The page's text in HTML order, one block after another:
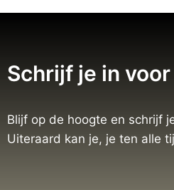
Schrijf je in
Blijf op de hoogte en schrijf
Uiteraard kan je, je ten alle